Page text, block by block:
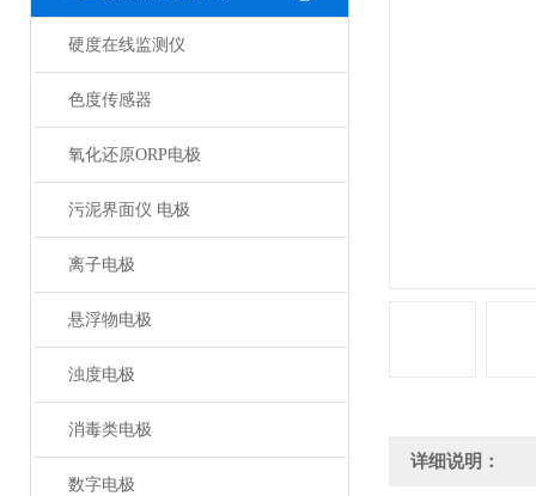
硬度在线监测仪
色度传感器
氧化还原ORP电极
污泥界面仪 电极
离子电极
悬浮物电极
浊度电极
消毒类电极
数字电极
详细说明：